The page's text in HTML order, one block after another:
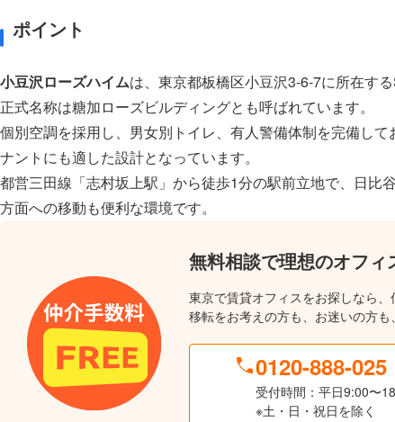
ポイント
小豆沢ローズハイムは、東京都板橋区小豆沢3-6-7に所在す
正式名称は糖加ローズビルディングとも呼ばれています。
個別空調を採用し、男女別トイレ、有人警備体制を完備し
ナントにも適した設計となっています。
都営三田線「志村坂上駅」から徒歩1分の駅前立地で、日比
方面への移動も便利な環境です。
無料相談で理想のオフィ
東京で賃貸オフィスをお探しなら
移転をお考えの方も、お迷いの方も
0120-888-025
受付時間：平日9:00〜
※土・日・祝日を除く